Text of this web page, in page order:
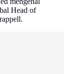
Head of